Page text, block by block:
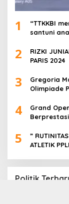
1
“TTKKBI
santuni
2
RIZKI
PARIS 2024
3
Gregoria
Olimpiade
4
Grand
5
”
ATLETIK
Politik